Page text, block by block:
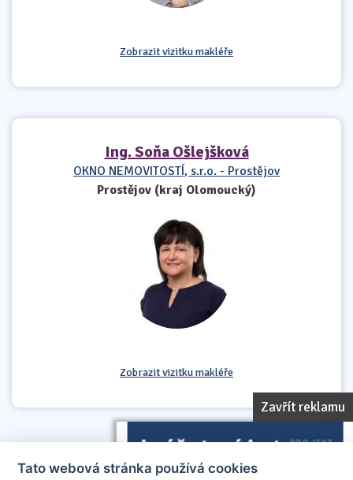
Zavřít reklamu
Zobrazit vizitku makléře
Ing. Soňa Ošlejšková
OKNO NEMOVITOSTÍ, s.r.o. - Prostějov
Prostějov (kraj Olomoucký)
Zobrazit vizitku makléře
Tato webová stránka používá cookies